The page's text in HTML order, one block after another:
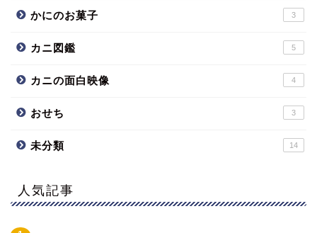
かにのお菓子 3
カニ図鑑 5
カニの面白映像 4
おせち 3
未分類 14
人気記事